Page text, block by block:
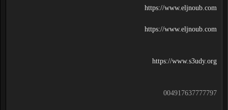
https://www.eljnoub.com
https://www.eljnoub.com
https://www.s3udy.org
004917637777797